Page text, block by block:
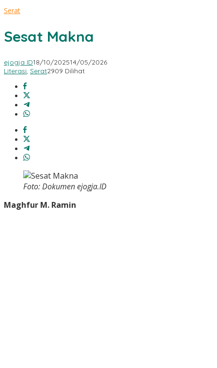
Serat
Sesat Makna
ejogja ID18/10/202514/05/2026
Literasi, Serat2909 Dilihat
Foto: Dokumen ejogja.ID
Maghfur M. Ramin